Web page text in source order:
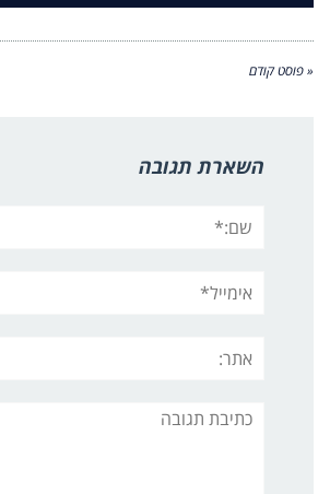
« פוסט קודם
השארת תגובה
תגובה